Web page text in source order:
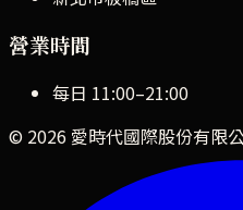
營業時間
每日 11:00–21:00
© 2026 愛時代國際股份有限